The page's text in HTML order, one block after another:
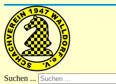
Suchen ...